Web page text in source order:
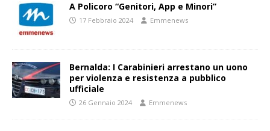
A Policoro “Genitori, App e Minori”
17 Febbraio 2024 Emmenews
Bernalda: I Carabinieri arrestano un uono
per violenza e resistenza a pubblico
ufficiale
26 Gennaio 2024 Emmenews